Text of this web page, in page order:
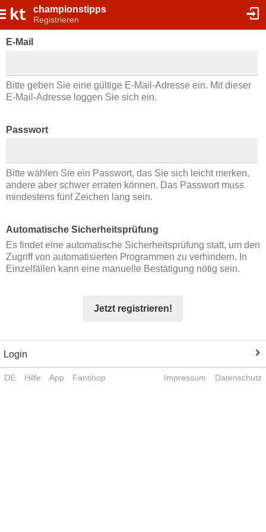
championstipps
Registrieren
E-Mail
Bitte geben Sie eine gültige E-Mail-Adresse ein. Mit dieser
E-Mail-Adresse loggen Sie sich ein.
Passwort
Bitte wählen Sie ein Passwort, das Sie sich leicht merken,
andere aber schwer erraten können. Das Passwort muss
mindestens fünf Zeichen lang sein.
Automatische Sicherheitsprüfung
Es findet eine automatische Sicherheitsprüfung statt, um den
Zugriff von automatisierten Programmen zu verhindern. In
Einzelfällen kann eine manuelle Bestätigung nötig sein.
Jetzt registrieren!
Login
DE Hilfe App Fanshop Impressum Datenschutz